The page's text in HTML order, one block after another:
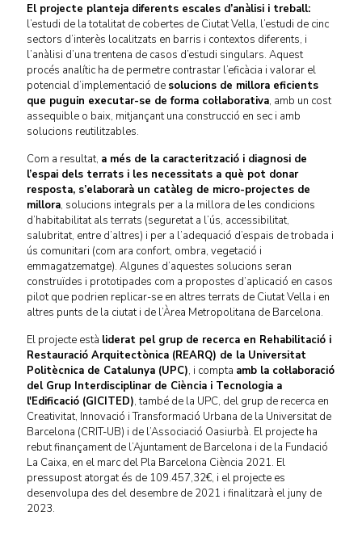
El projecte planteja diferents escales d’anàlisi i treball:
l’estudi de la totalitat de cobertes de Ciutat Vella, l’estudi de cinc
sectors d’interès localitzats en barris i contextos diferents, i
l’anàlisi d’una trentena de casos d’estudi singulars. Aquest
procés analític ha de permetre contrastar l’eficàcia i valorar el
potencial d’implementació de solucions de millora eficients
que puguin executar-se de forma col·laborativa, amb un cost
assequible o baix, mitjançant una construcció en sec i amb
solucions reutilitzables.
Com a resultat, a més de la caracterització i diagnosi de
l’espai dels terrats i les necessitats a què pot donar
resposta, s’elaborarà un catàleg de micro-projectes de
millora, solucions integrals per a la millora de les condicions
d’habitabilitat als terrats (seguretat a l’ús, accessibilitat,
salubritat, entre d’altres) i per a l’adequació d’espais de trobada i
ús comunitari (com ara confort, ombra, vegetació i
emmagatzematge). Algunes d’aquestes solucions seran
construïdes i prototipades com a propostes d’aplicació en casos
pilot que podrien replicar-se en altres terrats de Ciutat Vella i en
altres punts de la ciutat i de l’Àrea Metropolitana de Barcelona.
El projecte està liderat pel grup de recerca en Rehabilitació i
Restauració Arquitectònica (REARQ) de la Universitat
Politècnica de Catalunya (UPC), i compta amb la col·laboració
del Grup Interdisciplinar de Ciència i Tecnologia a
l'Edificació (GICITED), també de la UPC, del grup de recerca en
Creativitat, Innovació i Transformació Urbana de la Universitat de
Barcelona (CRIT-UB) i de l’Associació Oasiurbà. El projecte ha
rebut finançament de l’Ajuntament de Barcelona i de la Fundació
La Caixa, en el marc del Pla Barcelona Ciència 2021. El
pressupost atorgat és de 109.457,32€, i el projecte es
desenvolupa des del desembre de 2021 i finalitzarà el juny de
2023.